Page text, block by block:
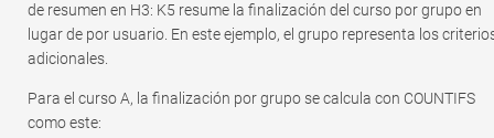
de resumen en H3: K5 resume la finalización del curso por grupo en
lugar de por usuario. En este ejemplo, el grupo representa los
adicionales.
Para el curso A, la finalización por grupo se calcula con COUNTIFS
como este: